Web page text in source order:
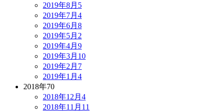
2019年8月 5
2019年7月 4
2019年6月 8
2019年5月 2
2019年4月 9
2019年3月 10
2019年2月 7
2019年1月 4
2018年70
2018年12月 4
2018年11月 11